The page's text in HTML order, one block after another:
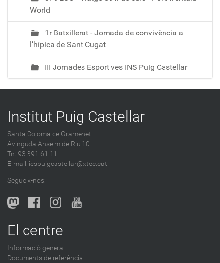
World
1r Batxillerat - Jornada de convivència a
l’hípica de Sant Cugat
III Jornades Esportives INS Puig Castellar
Institut Puig Castellar
Santa Coloma de Gramenet
Avinguda Anselm de Riu 10
Tn: 93 391 61 11
E-mail: iespuigcastellar@xtec.cat
Segueix-nos:
El centre
Informació general
Documents de referència